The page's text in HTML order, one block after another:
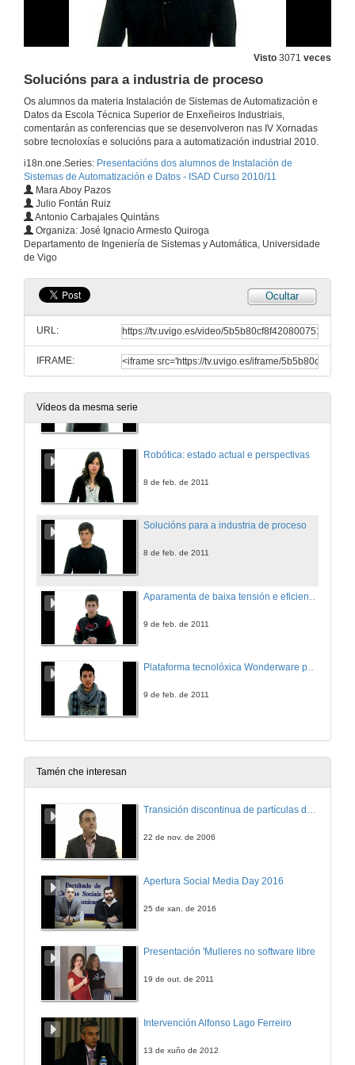
Visto 3071 veces
Solucións para a industria de proceso
Os alumnos da materia Instalación de Sistemas de Automatización e
Datos da Escola Técnica Superior de Enxeñeiros Industriais,
comentarán as conferencias que se desenvolveron nas IV Xornadas
sobre tecnoloxías e solucións para a automatización industrial 2010.
i18n.one.Series: Presentacións dos alumnos de Instalación de
Sistemas de Automatización e Datos - ISAD Curso 2010/11
Mara Aboy Pazos
Julio Fontán Ruiz
Antonio Carbajales Quintáns
Organiza: José Ignacio Armesto Quiroga
Departamento de Ingeniería de Sistemas y Automática, Universidade
de Vigo
Ocultar
URL:
IFRAME:
Vídeos da mesma serie
O autobús híbrido Tempus
Solucións para fabricantes de maquinaria
7 de feb. de 2011
IT Powered Automation
8 de feb. de 2011
Robótica: estado actual e perspectivas
8 de feb. de 2011
Solucións para a industria de proceso
8 de feb. de 2011
9 de feb. de 2011
Plataforma tecnolóxica Wonderware para aplicacións de supervisión e integración de planta
9 de feb. de 2011
Tamén che interesan
Transición discontinua de partículas de microgel termosensible
22 de nov. de 2006
Apertura Social Media Day 2016
25 de xan. de 2016
Presentación 'Mulleres no software libre'
19 de out. de 2011
Intervención Alfonso Lago Ferreiro
13 de xuño de 2012